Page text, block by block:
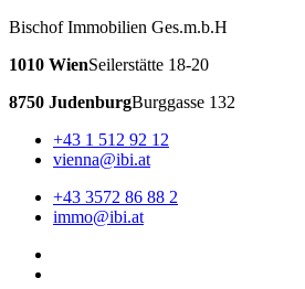
Bischof Immobilien Ges.m.b.H
1010 WienSeilerstätte 18-20
8750 JudenburgBurggasse 132
+43 1 512 92 12
vienna@ibi.at
+43 3572 86 88 2
immo@ibi.at